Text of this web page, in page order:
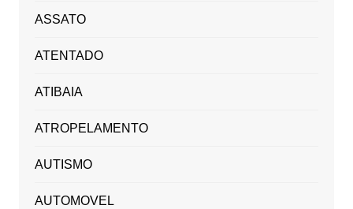
ASSATO
ATENTADO
ATIBAIA
ATROPELAMENTO
AUTISMO
AUTOMOVEL